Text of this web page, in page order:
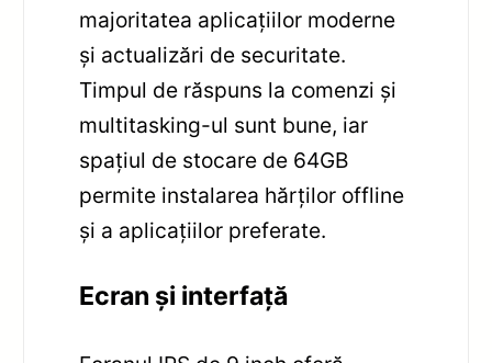
majoritatea aplicațiilor moderne
și actualizări de securitate.
Timpul de răspuns la comenzi și
multitasking-ul sunt bune, iar
spațiul de stocare de 64GB
permite instalarea hărților offline
și a aplicațiilor preferate.
Ecran și interfață